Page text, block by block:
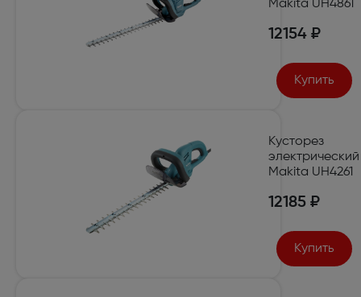
Makita UH4861
12154 ₽
Купить
Кусторез
электрический
Makita UH4261
12185 ₽
Купить